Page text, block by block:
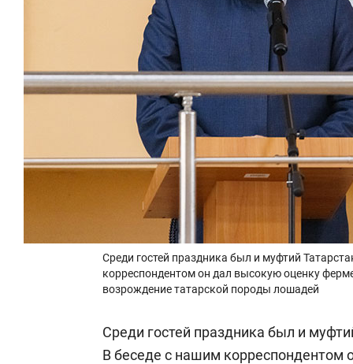
Среди гостей праздника был и муфтий
корреспондентом он дал высокую оценку
возрождение татарской породы лошадей
Среди гостей праздника был и
В беседе с нашим